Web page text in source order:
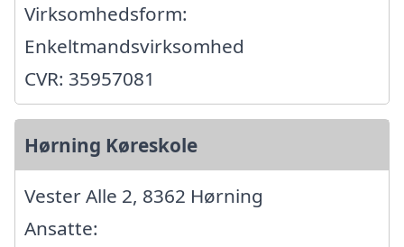
Virksomhedsform:
Enkeltmandsvirksomhed
CVR: 35957081
Hørning Køreskole
Vester Alle 2, 8362 Hørning
Ansatte: